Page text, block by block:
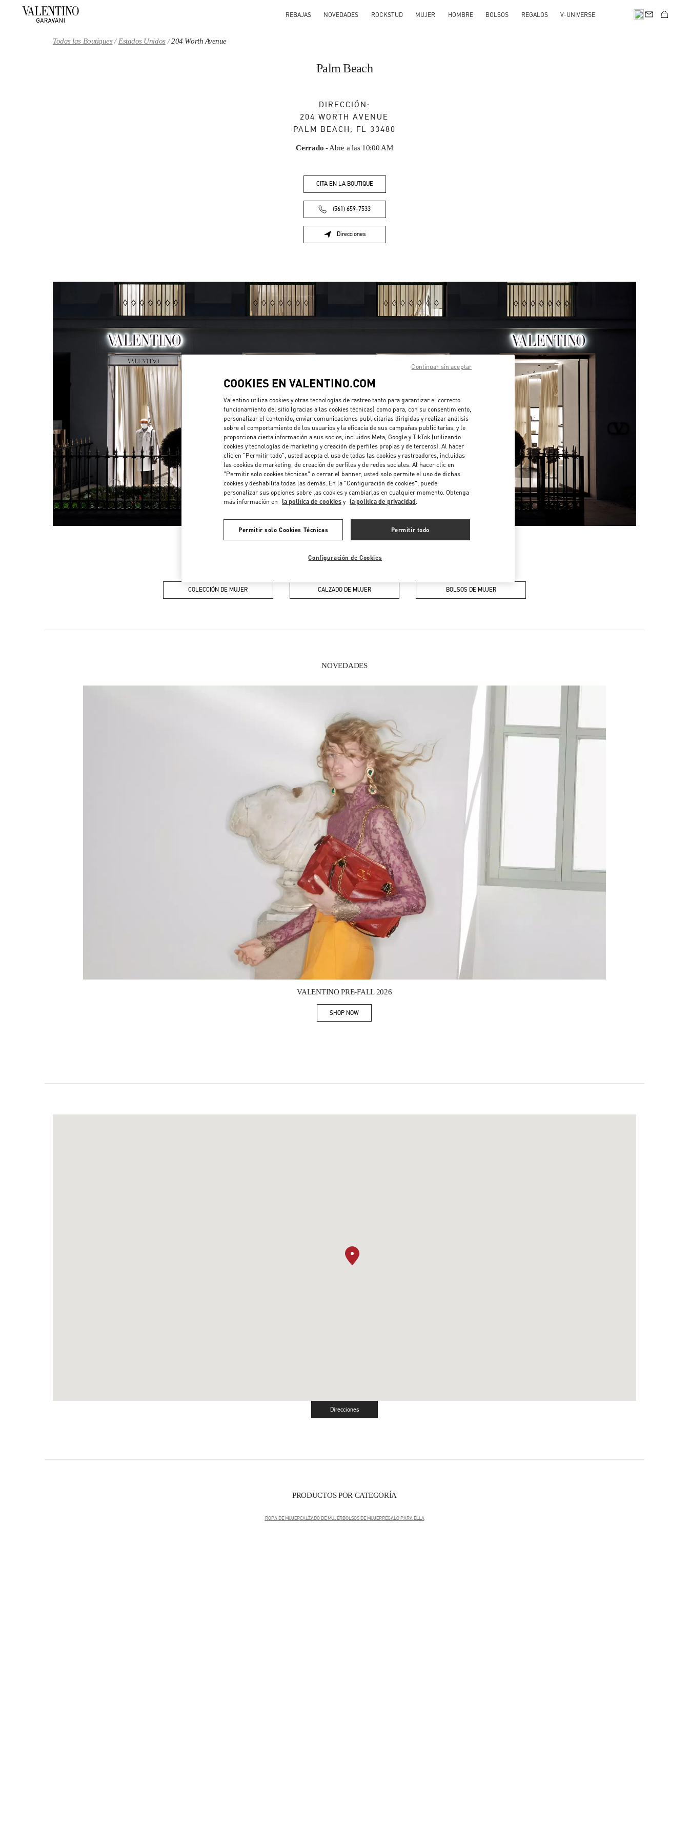
REBAJAS NOVEDADES ROCKSTUD MUJER HOMBRE BOLSOS REGALOS V-UNIVERSE
Todas las Boutiques Estados Unidos 204 Worth Avenue
Palm Beach
DIRECCIÓN:
204 WORTH AVENUE
PALM BEACH , FL 33480
Cerrado - Abre a las 10:00 AM
CITA EN LA BOUTIQUE
(561) 659-7533
Direcciones
Link Opens in New Tab
Día de la Semana Horario
Domingo
Cerrado
Lunes
10:00 AM- 6:00 PM
Martes
10:00 AM-6:00 PM
Miércoles
10:00 AM-6:00 PM
Jueves 10:00 AM-6:00 PM
Viernes 10:00 AM- 6:00 PM
Sábado
10:00 AM -6:00 PM
EN ESTA BOUTIQUE ENCONTRARÁS
COLECCIÓN DE MUJER CALZADO DE MUJER BOLSOS DE MUJER
NOVEDADES
VALENTINO PRE-FALL 2026
SHOP NOWLink Opens in New Tab
Direcciones
Link Opens in New Tab
PRODUCTOS POR CATEGORÍA
ROPA DE MUJERCALZADO DE MUJERBOLSOS DE MUJERREGALO PARA ELLA
COOKIES EN VALENTINO.COM
Valentino utiliza cookies y otras tecnologías de rastreo tanto para garantizar el correcto
funcionamiento del sitio (gracias a las cookies técnicas) como para, con su consentimiento,
personalizar el contenido, enviar comunicaciones publicitarias dirigidas y realizar análisis
sobre el comportamiento de los usuarios y la eficacia de sus campañas publicitarias, y le
proporciona cierta información a sus socios, incluidos Meta, Google y TikTok (utilizando
cookies y tecnologías de marketing y creación de perfiles propias y de terceros). Al hacer
clic en "Permitir todo", usted acepta el uso de todas las cookies y rastreadores, incluidas
las cookies de marketing, de creación de perfiles y de redes sociales. Al hacer clic en
"Permitir solo cookies técnicas" o cerrar el banner, usted solo permite el uso de dichas
cookies y deshabilita todas las demás. En la "Configuración de cookies", puede
personalizar sus opciones sobre las cookies y cambiarlas en cualquier momento. Obtenga
más información en la política de cookies y la política de privacidad.
Permitir solo Cookies Técnicas Permitir todo
Configuración de Cookies
Continuar sin aceptar